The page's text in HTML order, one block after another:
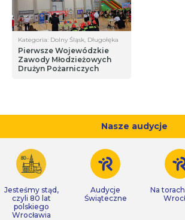
Kategoria: Dolny Śląsk, Długołęka
Pierwsze Wojewódzkie
Zawody Młodzieżowych
Drużyn Pożarniczych
Nasze audycje
Jesteśmy stąd,
czyli 80 lat
polskiego
Wrocławia
Audycje
Świąteczne
Na